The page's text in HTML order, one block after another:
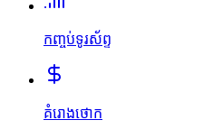
កញ្ចប់ទូរស័ព្ទ
គំរោងថោក